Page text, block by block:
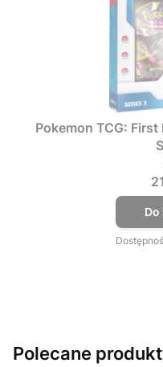
Pokemon TCG:
Do
Polecane